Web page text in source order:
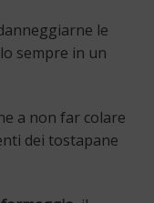
le
sempre in un
a non far colare
dei tostapane